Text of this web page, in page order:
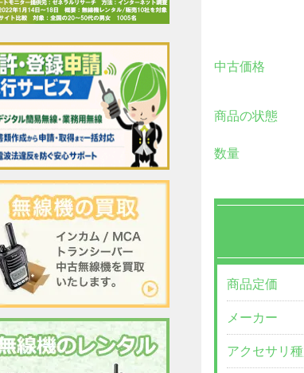
中古価格
商品の状態
数量
商品定価
メーカー
アクセサリ種